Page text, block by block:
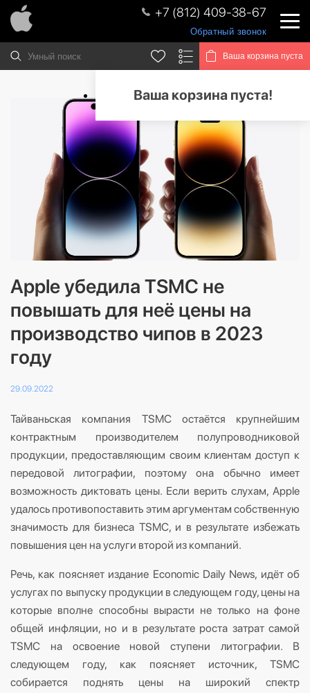
+7 (812) 409-38-67
Обратный звонок
Ваша корзина пуста
Ваша корзина пуста!
Apple убедила TSMC не
повышать для неё цены на
производство чипов в 2023
году
29.09.2022
Тайваньская компания TSMC остаётся крупнейшим
контрактным производителем полупроводниковой
продукции, предоставляющим своим клиентам доступ к
передовой литографии, поэтому она обычно имеет
возможность диктовать цены. Если верить слухам, Apple
удалось противопоставить этим аргументам собственную
значимость для бизнеса TSMC, и в результате избежать
повышения цен на услуги второй из компаний.
Речь, как поясняет издание Economic Daily News, идёт об
услугах по выпуску продукции в следующем году, цены на
которые вполне способны вырасти не только на фоне
общей инфляции, но и в результате роста затрат самой
TSMC на освоение новой ступени литографии. В
следующем году, как поясняет источник, TSMC
собирается поднять цены на широкий спектр